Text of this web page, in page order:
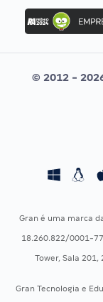
Concurso Ibama
Concurso MPU
Editais publicados
CONCURSOS POR
Concursos Fiscais
Residência
© 2012 -
Gran é uma marca
18.260.822/0001-
Tower, Sala 201,
Gran Tecnologia e